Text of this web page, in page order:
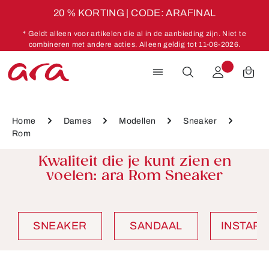
20 % KORTING | CODE: ARAFINAL
* Geldt alleen voor artikelen die al in de aanbieding zijn. Niet te
combineren met andere acties. Alleen geldig tot 11-08-2026.
Home Dames Modellen
Sneaker
Rom
Kwaliteit die je kunt zien en
voelen: ara Rom Sneaker
SNEAKER SANDAAL